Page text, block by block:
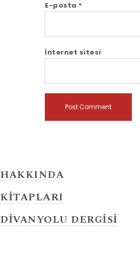
E-posta *
İnternet sitesi
HAKKINDA
KİTAPLARI
DİVANYOLU DERGİSİ